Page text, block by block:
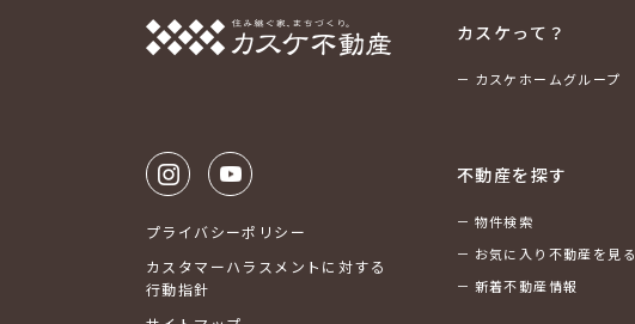
プライバシーポリシー
カスタマーハラスメントに対する
行動指針
カスケって？
カスケホームグループ
不動産を探す
物件検索
お気に入り不動産を見る
新着不動産情報